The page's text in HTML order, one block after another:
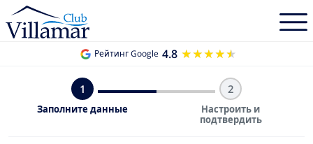
Рейтинг Google 4.8 ★★★★★
★★★★★
1
Заполните данные
2
Настроить и
подтвердить